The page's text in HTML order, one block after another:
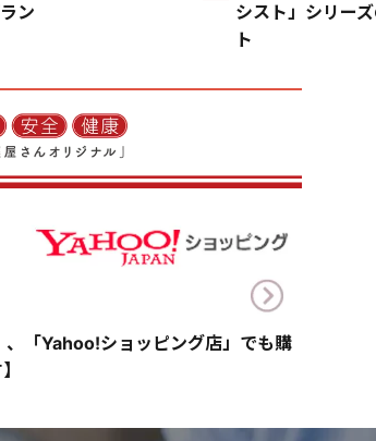
ン
シスト」シリー
ト
「Yahoo!ショッピング店」でも購